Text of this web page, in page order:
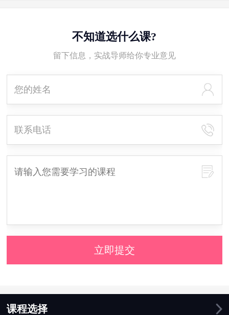
不知道选什么课?
留下信息，实战导师给你专业意见
立即提交
课程选择